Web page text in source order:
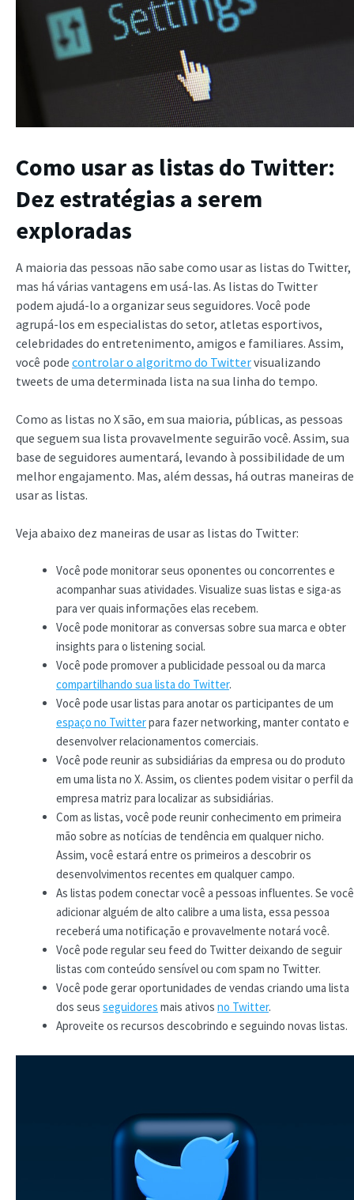
Como usar as listas do Twitter:
Dez estratégias a serem
exploradas
A maioria das pessoas não sabe como usar as listas do Twitter,
mas há várias vantagens em usá-las. As listas do Twitter
podem ajudá-lo a organizar seus seguidores. Você pode
agrupá-los em especialistas do setor, atletas esportivos,
celebridades do entretenimento, amigos e familiares. Assim,
você pode controlar o algoritmo do Twittervisualizando
tweets de uma determinada lista na sua linha do tempo.
Como as listas no X são, em sua maioria, públicas, as pessoas
que seguem sua lista provavelmente seguirão você. Assim, sua
base de seguidores aumentará, levando à possibilidade de um
melhor engajamento. Mas, além dessas, há outras maneiras de
usar as listas.
Veja abaixo dez maneiras de usar as listas do Twitter:
Você pode monitorar seus oponentes ou concorrentes e
acompanhar suas atividades. Visualize suas listas e siga-as
para ver quais informações elas recebem.
Você pode monitorar as conversas sobre sua marca e obter
insights para o listening social.
Você pode promover a publicidade pessoal ou da marca
compartilhando sua lista do Twitter.
Você pode usar listas para anotar os participantes de um
espaço no Twitterpara fazer networking, manter contato e
desenvolver relacionamentos comerciais.
Você pode reunir as subsidiárias da empresa ou do produto
em uma lista no X. Assim, os clientes podem visitar o perfil da
empresa matriz para localizar as subsidiárias.
Com as listas, você pode reunir conhecimento em primeira
mão sobre as notícias de tendência em qualquer nicho.
Assim, você estará entre os primeiros a descobrir os
desenvolvimentos recentes em qualquer campo.
As listas podem conectar você a pessoas influentes. Se você
adicionar alguém de alto calibre a uma lista, essa pessoa
receberá uma notificação e provavelmente notará você.
Você pode regular seu feed do Twitter deixando de seguir
listas com conteúdo sensível ou com spam no Twitter.
Você pode gerar oportunidades de vendas criando uma lista
dos seus seguidores mais ativos no Twitter.
Aproveite os recursos descobrindo e seguindo novas listas.